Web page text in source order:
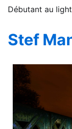
Débutant au
Stef